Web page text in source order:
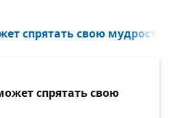
спрятать свою мудрость...
спрятать свою